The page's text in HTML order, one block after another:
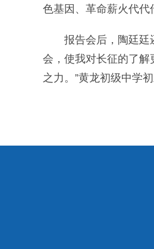
色基因、革命薪火代代
报告会后，陶廷廷还
会，使我对长征的了
之力。”黄龙初级中学